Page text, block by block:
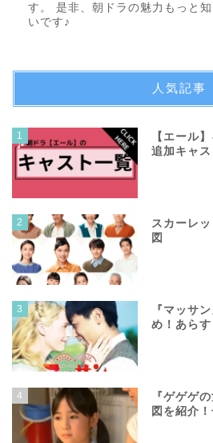
す。 是非、朝ドラの魅力もっと
いです♪
人気記事
1
【エール
追加キャ
2
スカーレ
図
3
『マッサ
め！あら
4
『ゲゲゲ
図を紹介